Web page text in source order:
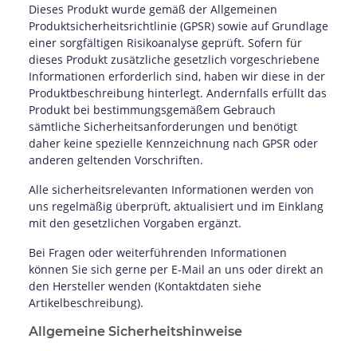
Dieses Produkt wurde gemäß der Allgemeinen
Produktsicherheitsrichtlinie (GPSR) sowie auf Grundlage
einer sorgfältigen Risikoanalyse geprüft. Sofern für
dieses Produkt zusätzliche gesetzlich vorgeschriebene
Informationen erforderlich sind, haben wir diese in der
Produktbeschreibung hinterlegt. Andernfalls erfüllt das
Produkt bei bestimmungsgemäßem Gebrauch
sämtliche Sicherheitsanforderungen und benötigt
daher keine spezielle Kennzeichnung nach GPSR oder
anderen geltenden Vorschriften.
Alle sicherheitsrelevanten Informationen werden von
uns regelmäßig überprüft, aktualisiert und im Einklang
mit den gesetzlichen Vorgaben ergänzt.
Bei Fragen oder weiterführenden Informationen
können Sie sich gerne per E-Mail an uns oder direkt an
den Hersteller wenden (Kontaktdaten siehe
Artikelbeschreibung).
Allgemeine Sicherheitshinweise